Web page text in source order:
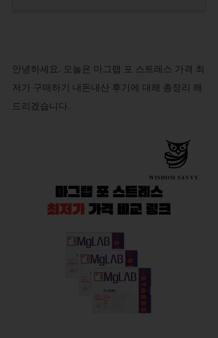
안녕하세요. 오늘은 마그랩 포 스트레스 가격 최
저가 구매하기 내돈내산 후기에 대해 총정리 해
드리겠습니다.